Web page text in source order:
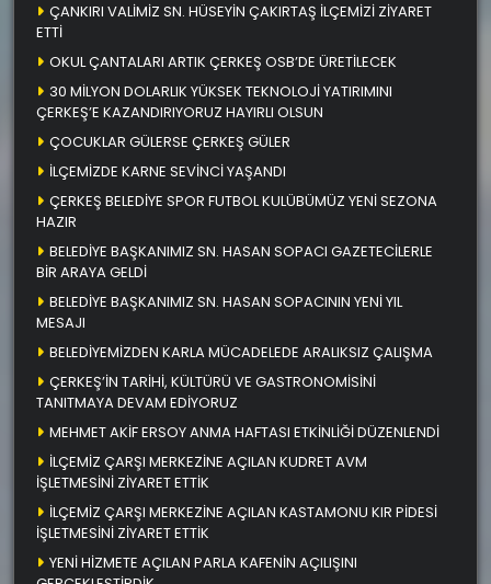
ÇANKIRI VALİMİZ SN. HÜSEYİN ÇAKIRTAŞ İLÇEMİZİ ZİYARET
ETTİ
OKUL ÇANTALARI ARTIK ÇERKEŞ OSB’DE ÜRETİLECEK
30 MİLYON DOLARLIK YÜKSEK TEKNOLOJİ YATIRIMINI
ÇERKEŞ’E KAZANDIRIYORUZ HAYIRLI OLSUN
ÇOCUKLAR GÜLERSE ÇERKEŞ GÜLER
İLÇEMİZDE KARNE SEVİNCİ YAŞANDI
ÇERKEŞ BELEDİYE SPOR FUTBOL KULÜBÜMÜZ YENİ SEZONA
HAZIR
BELEDİYE BAŞKANIMIZ SN. HASAN SOPACI GAZETECİLERLE
BİR ARAYA GELDİ
BELEDİYE BAŞKANIMIZ SN. HASAN SOPACININ YENİ YIL
MESAJI
BELEDİYEMİZDEN KARLA MÜCADELEDE ARALIKSIZ ÇALIŞMA
ÇERKEŞ’İN TARİHİ, KÜLTÜRÜ VE GASTRONOMİSİNİ
TANITMAYA DEVAM EDİYORUZ
MEHMET AKİF ERSOY ANMA HAFTASI ETKİNLİĞİ DÜZENLENDİ
İLÇEMİZ ÇARŞI MERKEZİNE AÇILAN KUDRET AVM
İŞLETMESİNİ ZİYARET ETTİK
İLÇEMİZ ÇARŞI MERKEZİNE AÇILAN KASTAMONU KIR PİDESİ
İŞLETMESİNİ ZİYARET ETTİK
YENİ HİZMETE AÇILAN PARLA KAFENİN AÇILIŞINI